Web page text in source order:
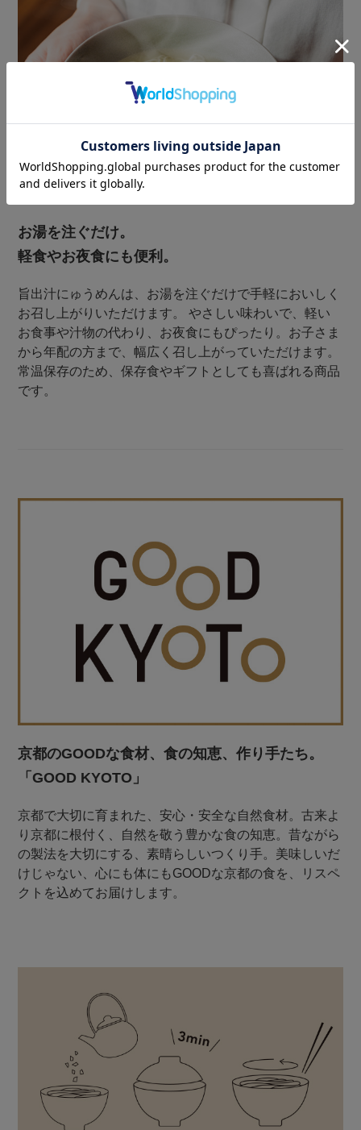
お湯を注ぐだけ。
軽食やお夜食にも便利。
旨出汁にゅうめんは、お湯を注ぐだけで手軽においしく
お召し上がりいただけます。 やさしい味わいで、軽い
お食事や汁物の代わり、お夜食にもぴったり。お子さま
から年配の方まで、幅広く召し上がっていただけます。
常温保存のため、保存食やギフトとしても喜ばれる商品
です。
京都のGOODな食材、食の知恵、作り手たち。
「GOOD KYOTO」
京都で大切に育まれた、安心・安全な自然食材。古来よ
り京都に根付く、自然を敬う豊かな食の知恵。昔ながら
の製法を大切にする、素晴らしいつくり手。美味しいだ
けじゃない、心にも体にもGOODな京都の食を、リスペ
クトを込めてお届けします。